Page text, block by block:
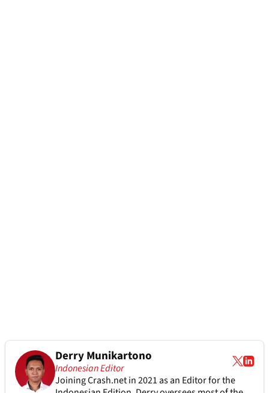
Derry Munikartono
Indonesian Editor
Joining Crash.net in 2021 as an Editor for the